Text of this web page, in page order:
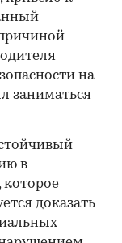
на
заниматься
в
которое
доказать